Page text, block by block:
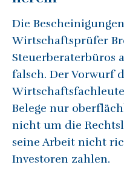
Die
Wirtschaftsprüfer
Steuerberaterbüros
falsch. Der Vorwurf
Belege nur
nicht um die
seine Arbeit nicht
Investoren zahlen.